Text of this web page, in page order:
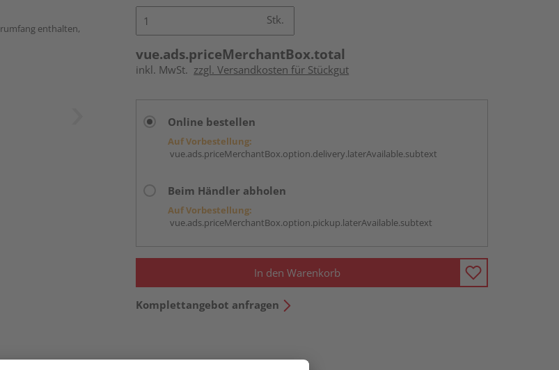
enthalten,
Stk.
vue.ads.priceMerchantBox.total
inkl. MwSt. zzgl. Versandkosten für Stückgut
Online bestellen
Auf Vorbestellung:
vue.ads.priceMerchantBox.option.delivery.laterAvailable.subtext
Beim Händler abholen
Auf Vorbestellung:
vue.ads.priceMerchantBox.option.pickup.laterAvailable.subtext
In den Warenkorb
Komplettangebot anfragen